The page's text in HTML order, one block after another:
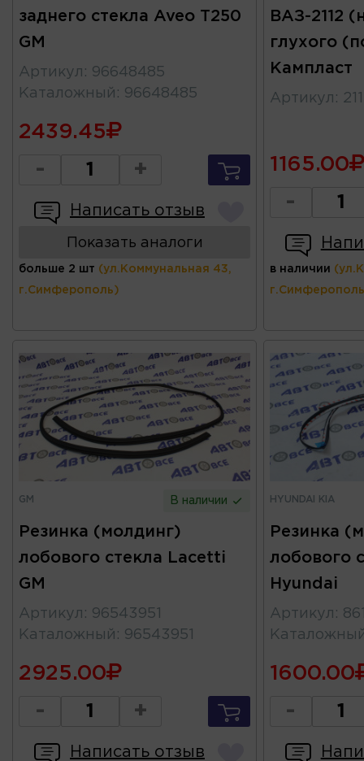
заднего стекла Aveo T250
GM
Артикул : 96648485
Каталожный : 96648485
2439.45
- +
Написать отзыв
Показать аналоги
больше 2 шт (ул.Коммунальная 43,
г.Симферополь)
ВАЗ-2112
глухого
Кампласт
Артикул :
1165.00
-
в наличии
GM В наличии
Резинка (молдинг)
лобового стекла Lacetti
GM
Артикул : 96543951
Каталожный : 96543951
2925.00
- +
Написать отзыв
HYUNDAI KIA
Резинка
лобового
Hyundai
Артикул :
1600.00
-